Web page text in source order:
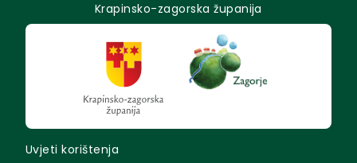
Krapinsko-zagorska županija
Uvjeti korištenja